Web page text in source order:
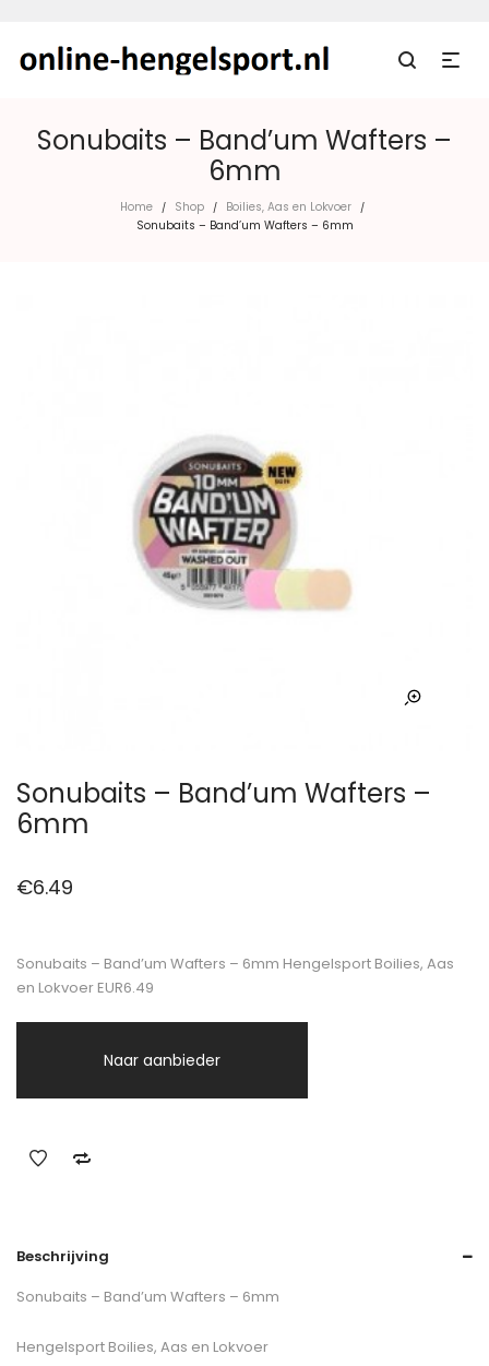
Sonubaits – Band’um Wafters –
6mm
Home / Shop / Boilies, Aas en Lokvoer /
Sonubaits – Band’um Wafters – 6mm
Sonubaits – Band’um Wafters –
6mm
€6.49
Sonubaits – Band’um Wafters – 6mm Hengelsport Boilies, Aas
en Lokvoer EUR6.49
Naar aanbieder
Beschrijving
Sonubaits – Band’um Wafters – 6mm
Hengelsport Boilies, Aas en Lokvoer